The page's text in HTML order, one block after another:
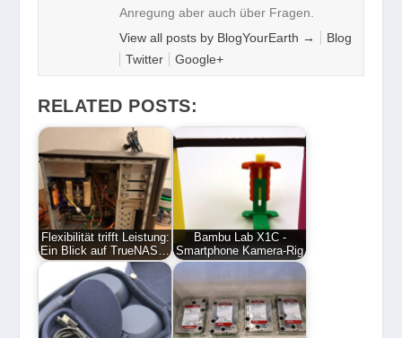
Anregung aber auch über Fragen.
View all posts by BlogYourEarth →
Blog
Twitter
Google+
RELATED POSTS:
Flexibilität trifft Leistung:
Ein Blick auf TrueNAS…
Bambu Lab X1C -
Smartphone Kamera-Rig